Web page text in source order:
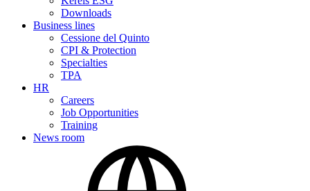
Downloads
Business lines
Cessione del Quinto
CPI & Protection
Specialties
TPA
HR
Careers
Job Opportunities
Training
News room